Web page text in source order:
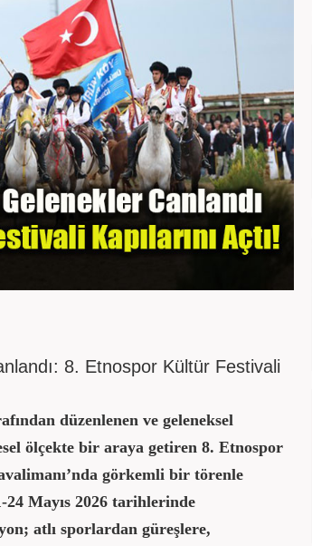
8. Etnospor Kültür Festivali
düzenlenen ve geleneksel
ölçekte bir araya getiren 8. Etnospor
görkemli bir törenle
24 Mayıs 2026 tarihlerinde
atlı sporlardan güreşlere,